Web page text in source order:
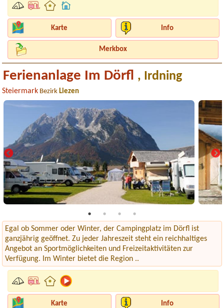
Karte Info
Merkbox
Ferienanlage Im Dörfl , Irdning
Steiermark BezirkLiezen
Egal ob Sommer oder Winter, der Campingplatz im Dörfl ist
ganzjährig geöffnet. Zu jeder Jahreszeit steht ein reichhaltiges
Angebot an Sportmöglichkeiten und Freizeitaktivitäten zur
Verfügung. Im Winter bietet die Region ..
Karte Info